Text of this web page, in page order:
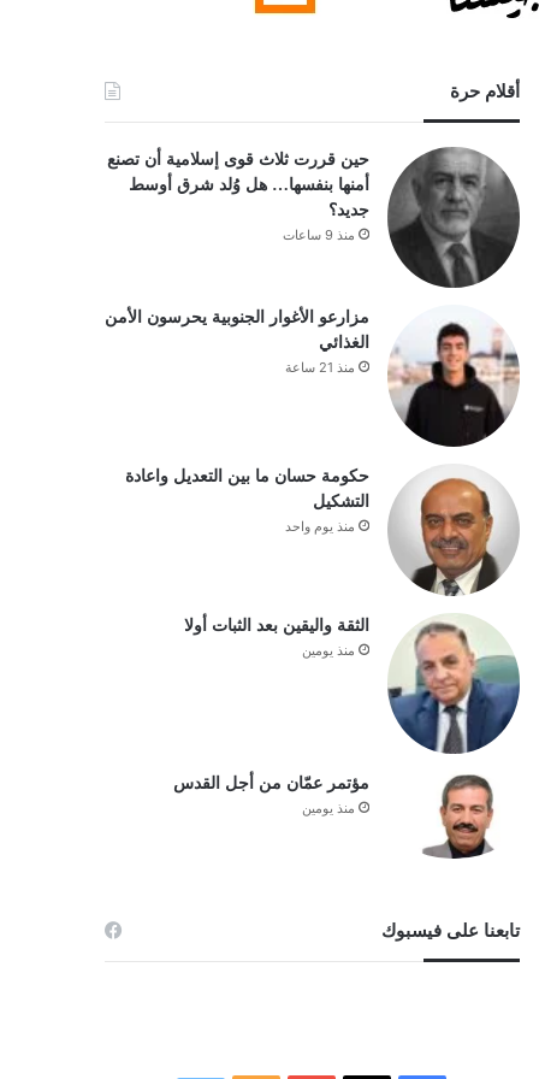
أقلام حرة
حين قررت ثلاث قوى إسلامية أن تصنع
أمنها بنفسها… هل وُلد شرق أوسط
جديد؟
منذ 9 ساعات
مزارعو الأغوار الجنوبية يحرسون الأمن
الغذائي
منذ 21 ساعة
حكومة حسان ما بين التعديل واعادة
التشكيل
منذ يوم واحد
الثقة واليقين بعد الثبات أولا
منذ يومين
مؤتمر عمّان من أجل القدس
منذ يومين
تابعنا على فيسبوك